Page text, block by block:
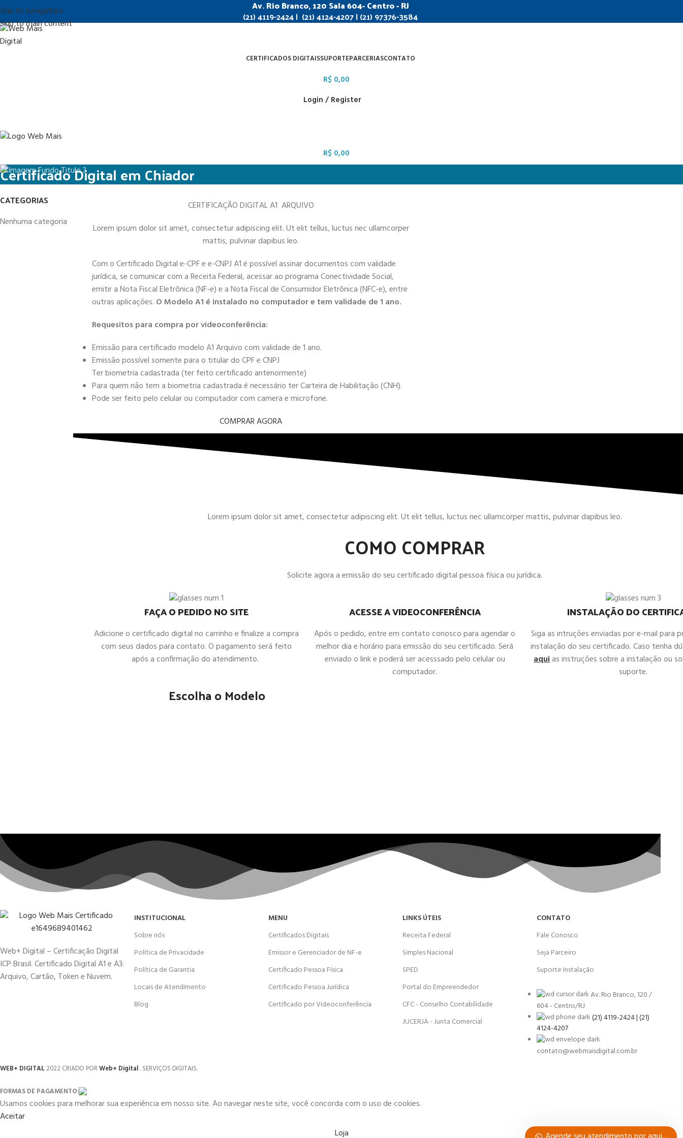
Skip to navigation
Skip to main content
Av. Rio Branco, 120 Sala 604- Centro - RJ
(21) 4119-2424 | (21) 4124-4207 | (21) 97376-3584
CERTIFICADOS DIGITAISSUPORTEPARCERIASCONTATO
R$ 0,00
Login / Register
R$ 0,00
Certificado Digital em Chiador
CATEGORIAS
Nenhuma categoria
CERTIFICAÇÃO DIGITAL A1 ARQUIVO
Lorem ipsum dolor sit amet, consectetur adipiscing elit. Ut elit tellus, luctus nec ullamcorper
mattis, pulvinar dapibus leo.
Com o Certificado Digital e-CPF e e-CNPJ A1 é possível assinar documentos com validade
jurídica, se comunicar com a Receita Federal, acessar ao programa Conectividade Social,
emitir a Nota Fiscal Eletrônica (NF-e) e a Nota Fiscal de Consumidor Eletrônica (NFC-e), entre
outras aplicações. O Modelo A1 é instalado no computador e tem validade de 1 ano.
Requesitos para compra por videoconferência:
Emissão para certificado modelo A1 Arquivo com validade de 1 ano.
Emissão possível somente para o titular do CPF e CNPJ
Ter biometria cadastrada (ter feito certificado anteriormente)
Para quem não tem a biometria cadastrada é necessário ter Carteira de Habilitação (CNH).
Pode ser feito pelo celular ou computador com camera e microfone.
COMPRAR AGORA
Lorem ipsum dolor sit amet, consectetur adipiscing elit. Ut elit tellus, luctus nec ullamcorper mattis, pulvinar dapibus leo.
COMO COMPRAR
Solicite agora a emissão do seu certificado digital pessoa física ou jurídica.
FAÇA O PEDIDO NO SITE
Adicione o certificado digital no carrinho e finalize a compra
com seus dados para contato. O pagamento será feito
após a confirmação do atendimento.
ACESSE A VIDEOCONFERÊNCIA
Após o pedido, entre em contato conosco para agendar o
melhor dia e horário para emissão do seu certificado. Será
enviado o link e poderá ser acesssado pelo celular ou
computador.
INSTALAÇÃO DO
Siga as intruções enviadas por e-mail para
instalação do seu certificado. Caso tenha
aquias instruções sobre a instalação ou
suporte.
Escolha o Modelo
Web+ Digital – Certificação Digital
ICP Brasil. Certificado Digital A1 e A3:
Arquivo, Cartão, Token e Nuvem.
INSTITUCIONAL
Sobre nós
Política de Privacidade
Política de Garantia
Locais de Atendimento
Blog
MENU
Certificados Digitais
Emissor e Gerenciador de NF-e
Certificado Pessoa Física
Certificado Pessoa Jurídica
Certificado por Videoconferência
LINKS ÚTEIS
Receita Federal
Simples Nacional
SPED
Portal do Empreendedor
CFC - Conselho Contabilidade
JUCERJA - Junta Comercial
CONTATO
Fale Conosco
Seja Parceiro
Suporte Instalação
Av. Rio Branco, 120 /
604 - Centro/RJ
(21) 4119-2424 | (21)
4124-4207
contato@webmaisdigital.com.br
WEB+ DIGITAL 2022 CRIADO PORWeb+ Digital. SERVIÇOS DIGITAIS.
FORMAS DE PAGAMENTO:
Usamos cookies para melhorar sua experiência em nosso site. Ao navegar neste site, você concorda com o uso de cookies.
Aceitar
Loja